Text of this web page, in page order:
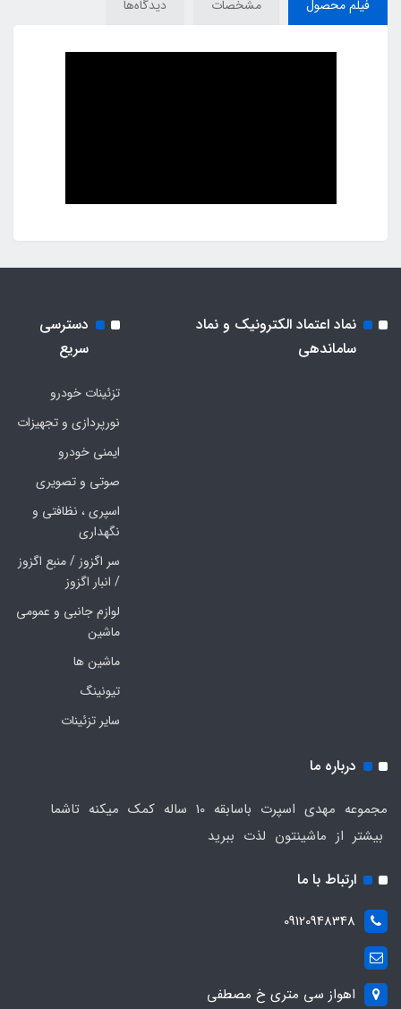
فیلم محصول مشخصات دیدگاه‌ها
نماد اعتماد الکترونیک و نماد
ساماندهی
دسترسی
سریع
تزئینات خودرو
نورپردازی و تجهیزات
ایمنی خودرو
صوتی و تصویری
اسپری ، نظافتی و
نگهداری
سر اگزوز / منبع اگزوز
/ انبار اگزوز
لوازم جانبی و عمومی
ماشین
ماشین ها
تیونینگ
سایر تزئینات
درباره ما
مجموعه مهدی اسپرت باسابقه 10 ساله کمک میکنه تاشما
بیشتر از ماشینتون لذت ببرید
ارتباط با ما
09120948348
اهواز سی متری خ مصطفی